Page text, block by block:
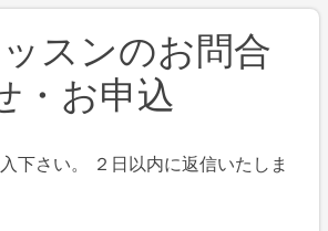
スンのお問合
・お申込
下さい。 ２日以内に返信いたしま